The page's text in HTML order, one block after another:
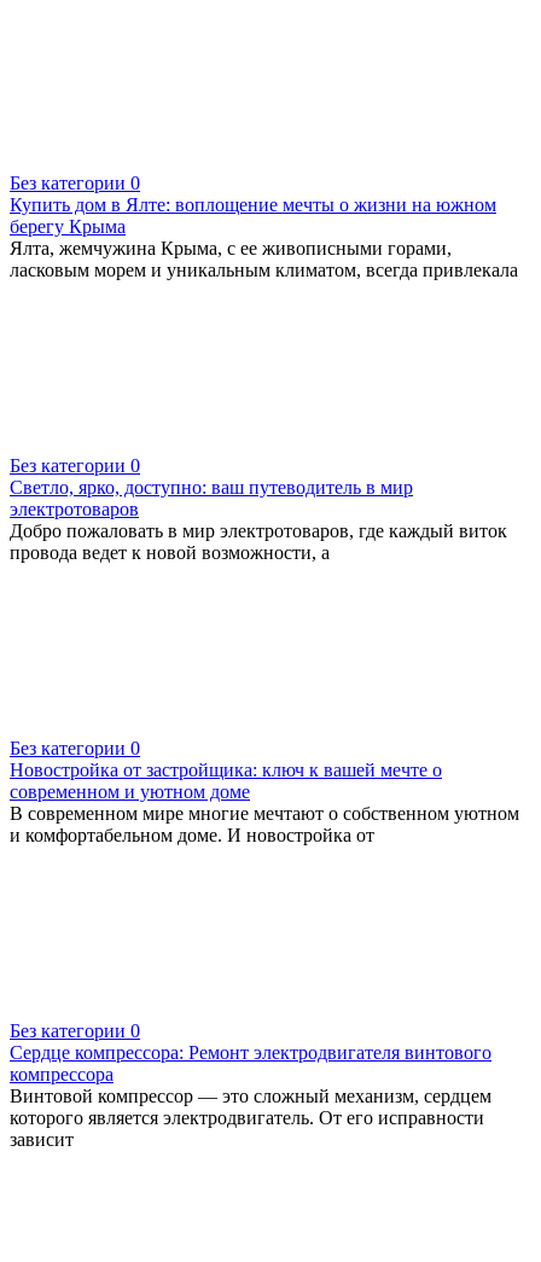
Без категории 0
Купить дом в Ялте: воплощение мечты о жизни на южном
берегу Крыма
Ялта, жемчужина Крыма, с ее живописными горами,
ласковым морем и уникальным климатом, всегда привлекала
Без категории 0
Светло, ярко, доступно: ваш путеводитель в мир
электротоваров
Добро пожаловать в мир электротоваров, где каждый виток
провода ведет к новой возможности, а
Без категории 0
Новостройка от застройщика: ключ к вашей мечте о
современном и уютном доме
В современном мире многие мечтают о собственном уютном
и комфортабельном доме. И новостройка от
Без категории 0
Сердце компрессора: Ремонт электродвигателя винтового
компрессора
Винтовой компрессор — это сложный механизм, сердцем
которого является электродвигатель. От его исправности
зависит